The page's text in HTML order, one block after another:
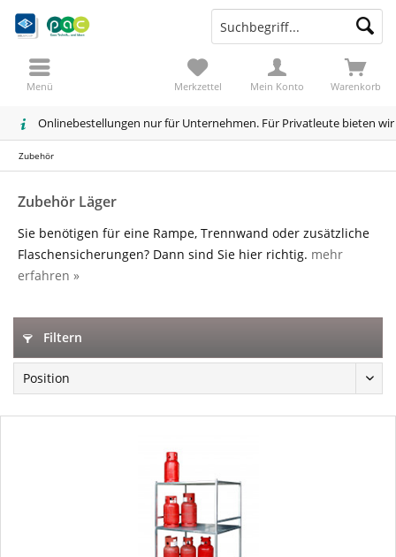
Onlinebestellungen nur für Unternehmen. Für Privatleute bieten
Warenkorb
Merkzettel Mein Konto
Menü
Zubehör
Zubehör Läger
Sie benötigen für eine Rampe, Trennwand oder zusätzliche
Flaschensicherungen? Dann sind Sie hier richtig. mehr
erfahren »
Filtern